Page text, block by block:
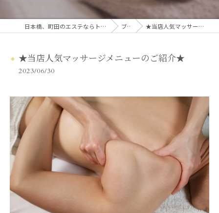
日本橋、町田のエステならトータルボディサロンGreen ブログ ★当店人気マッサージメニューのご紹介★
★当店人気マッサージメニューのご紹介★
2023/06/30